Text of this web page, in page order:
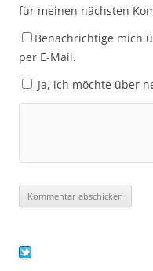
für meinen nächsten
Benachrichtige mich
per E-Mail.
Ja, ich möchte über